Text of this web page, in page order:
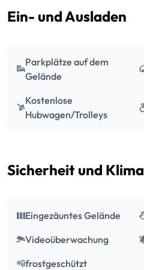
Ein- und Ausladen
Parkplätze auf dem
Gelände
Kostenlose
Hubwagen/Trolleys
Sicherheit und Klima
Eingezäuntes Gelände
Videoüberwachung
frostgeschützt